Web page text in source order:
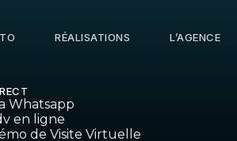
RÉALISATIONS L’AGENCE
Whatsapp
en ligne
de Visite Virtuelle